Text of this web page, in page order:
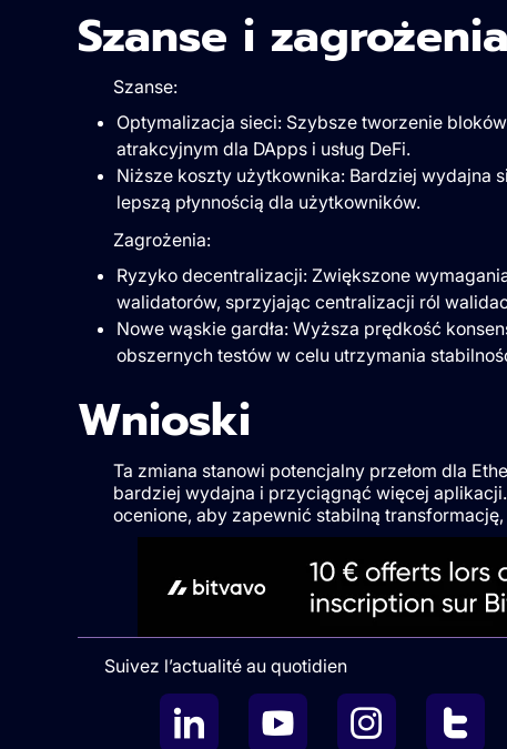
Szanse i zagrożenia
Szanse:
Optymalizacja sieci: Szybsze tworzenie
atrakcyjnym dla DApps i usług DeFi.
Niższe koszty użytkownika: Bardziej wydajna
lepszą płynnością dla użytkowników.
Zagrożenia:
Ryzyko decentralizacji: Zwiększone
walidatorów, sprzyjając centralizacji ról
Nowe wąskie gardła: Wyższa prędkość
obszernych testów w celu utrzymania
Wnioski
Ta zmiana stanowi potencjalny przełom dla
bardziej wydajna i przyciągnąć więcej
ocenione, aby zapewnić stabilną
Suivez l’actualité au quotidien